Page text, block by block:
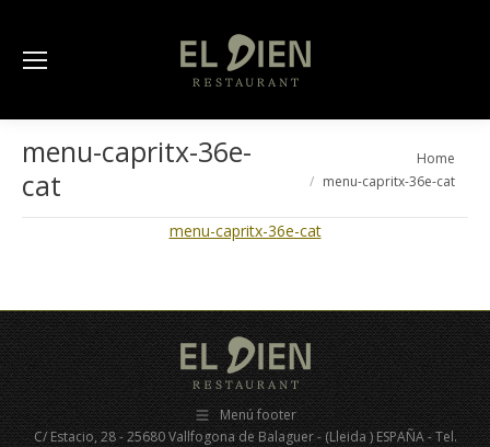
menu-capritx-36e-
cat
Home
menu-capritx-36e-cat
menu-capritx-36e-cat
Menú footer
C/ Estacio, 28 - 25680 Vallfogona de Balaguer - (Lleida ) ESPAÑA - Tel.